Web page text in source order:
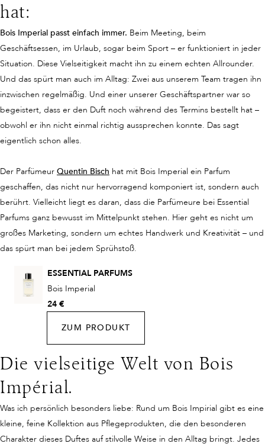
hat:
Bois Imperial passt einfach immer. Beim Meeting, beim
Geschäftsessen, im Urlaub, sogar beim Sport – er funktioniert in jeder
Situation. Diese Vielseitigkeit macht ihn zu einem echten Allrounder.
Und das spürt man auch im Alltag: Zwei aus unserem Team tragen ihn
inzwischen regelmäßig. Und einer unserer Geschäftspartner war so
begeistert, dass er den Duft noch während des Termins bestellt hat –
obwohl er ihn nicht einmal richtig aussprechen konnte. Das sagt
eigentlich schon alles.
Der Parfümeur Quentin Bisch hat mit Bois Imperial ein Parfum
geschaffen, das nicht nur hervorragend komponiert ist, sondern auch
berührt. Vielleicht liegt es daran, dass die Parfümeure bei Essential
Parfums ganz bewusst im Mittelpunkt stehen. Hier geht es nicht um
großes Marketing, sondern um echtes Handwerk und Kreativität – und
das spürt man bei jedem Sprühstoß.
ESSENTIAL PARFUMS
Bois Imperial
24 €
ZUM PRODUKT
Die vielseitige Welt von Bois
Impérial.
Was ich persönlich besonders liebe: Rund um Bois Impirial gibt es eine
kleine, feine Kollektion aus Pflegeprodukten, die den besonderen
Charakter dieses Duftes auf stilvolle Weise in den Alltag bringt. Jedes